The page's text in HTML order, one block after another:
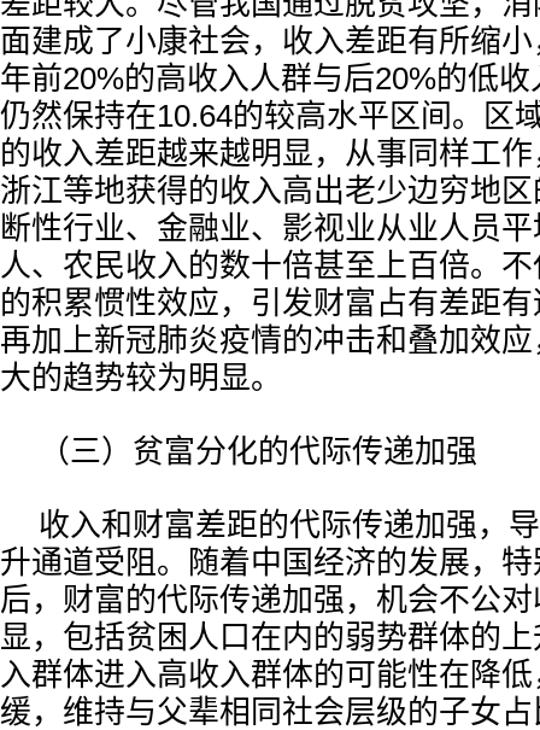
面建成了小康社会，收入差距有所缩
年前20%的高收入人群与后20%的低
仍然保持在10.64的较高水平区间。区
的收入差距越来越明显，从事同样工
浙江等地获得的收入高出老少边穷地
断性行业、金融业、影视业从业人员
人、农民收入的数十倍甚至上百倍。
的积累惯性效应，引发财富占有差距
再加上新冠肺炎疫情的冲击和叠加效
大的趋势较为明显。
（三）贫富分化的代际传递加强
收入和财富差距的代际传递加强，
升通道受阻。随着中国经济的发展，
后，财富的代际传递加强，机会不公
显，包括贫困人口在内的弱势群体的
入群体进入高收入群体的可能性在降
缓，维持与父辈相同社会层级的子女